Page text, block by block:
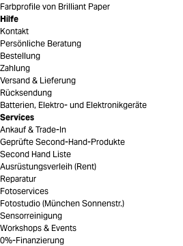
Farbprofile von Brilliant Paper
Hilfe
Kontakt
Persönliche Beratung
Bestellung
Zahlung
Versand & Lieferung
Rücksendung
Batterien, Elektro- und Elektronikgeräte
Services
Ankauf & Trade-In
Geprüfte Second-Hand-Produkte
Second Hand Liste
Ausrüstungsverleih (Rent)
Reparatur
Fotoservices
Fotostudio (München Sonnenstr.)
Sensorreinigung
Workshops & Events
0%-Finanzierung